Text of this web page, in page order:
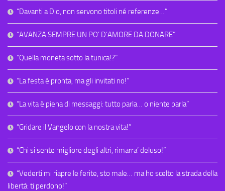
“Davanti a Dio, non servono titoli né referenze…”
“AVANZA SEMPRE UN PO’ D’AMORE DA DONARE”
“Quella moneta sotto la tunica!?”
“La festa è pronta, ma gli invitati no!”
“La vita è piena di messaggi: tutto parla… o niente parla”
“Gridare il Vangelo con la nostra vita!”
“Chi si sente migliore degli altri, rimarra’ deluso!”
“Vederti mi riapre le ferite, sto male… ma ho scelto la strada della
libertà: ti perdono!”